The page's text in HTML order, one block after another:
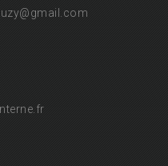
gmail.com